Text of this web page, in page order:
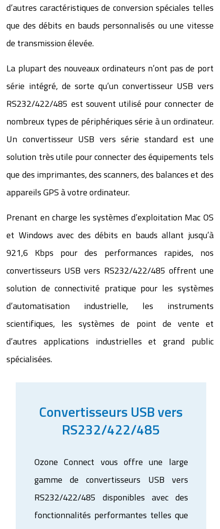
d’autres caractéristiques de conversion spéciales telles
que des débits en bauds personnalisés ou une vitesse
de transmission élevée.
La plupart des nouveaux ordinateurs n’ont pas de port
série intégré, de sorte qu’un convertisseur USB vers
RS232/422/485 est souvent utilisé pour connecter de
nombreux types de périphériques série à un ordinateur.
Un convertisseur USB vers série standard est une
solution très utile pour connecter des équipements tels
que des imprimantes, des scanners, des balances et des
appareils GPS à votre ordinateur.
Prenant en charge les systèmes d’exploitation Mac OS
et Windows avec des débits en bauds allant jusqu’à
921,6 Kbps pour des performances rapides, nos
convertisseurs USB vers RS232/422/485 offrent une
solution de connectivité pratique pour les systèmes
d’automatisation industrielle, les instruments
scientifiques, les systèmes de point de vente et
d’autres applications industrielles et grand public
spécialisées.
Convertisseurs USB vers
RS232/422/485
Ozone Connect vous offre une large
gamme de convertisseurs USB vers
RS232/422/485 disponibles avec des
fonctionnalités performantes telles que